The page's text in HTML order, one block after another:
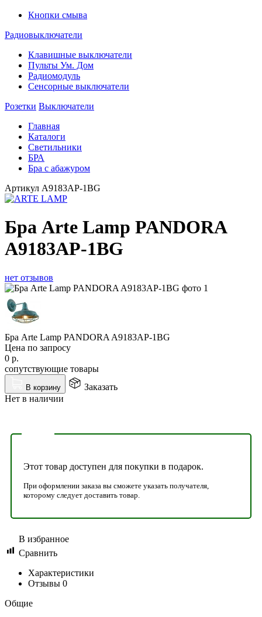
Кнопки смыва
Радиовыключатели
Клавишные выключатели
Пульты Ум. Дом
Радиомодуль
Сенсорные выключатели
Розетки Выключатели
Главная
Каталоги
Светильники
БРА
Бра с абажуром
Артикул A9183AP-1BG
Бра Arte Lamp PANDORA
A9183AP-1BG
нет отзывов
Бра Arte Lamp PANDORA A9183AP-1BG
Цена по запросу
0 р.
сопутствующие товары
В корзину
Заказать
Нет в наличии
Этот товар доступен для покупки в подарок.
При оформлении заказа вы сможете указать получателя,
которому следует доставить товар.
В избранное
Сравнить
Характеристики
Отзывы 0
Общие